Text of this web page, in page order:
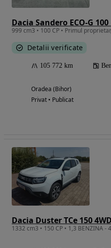
Dacia Sandero ECO-G
Detalii verificate
105 772 km
Oradea (Bihor)
Privat • Publicat
Dacia Duster TCe 150
1332 cm3 • 150 CP • 1,3 BENZINA -